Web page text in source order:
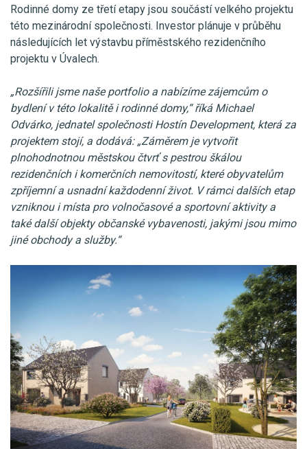
Rodinné domy ze třetí etapy jsou součástí velkého projektu
této mezinárodní společnosti. Investor plánuje v průběhu
následujících let výstavbu příměstského rezidenčního
projektu v Úvalech.
„Rozšířili jsme naše portfolio a nabízíme zájemcům o
bydlení v této lokalitě i rodinné domy,“ říká Michael
Odvárko, jednatel společnosti Hostín Development, která za
projektem stojí, a dodává: „Záměrem je vytvořit
plnohodnotnou městskou čtvrť s pestrou škálou
rezidenčních i komerčních nemovitostí, které obyvatelům
zpříjemní a usnadní každodenní život. V rámci dalších etap
vzniknou i místa pro volnočasové a sportovní aktivity a
také další objekty občanské vybavenosti, jakými jsou mimo
jiné obchody a služby.“